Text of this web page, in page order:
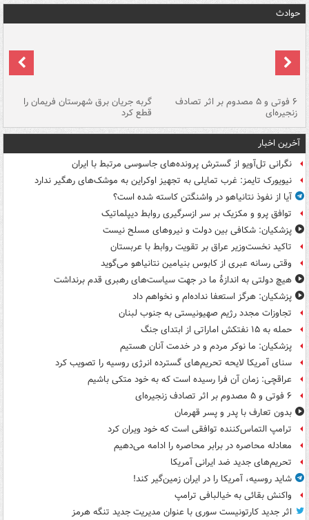
حوادث
۶ فوتی و ۵ مصدوم بر اثر تصادف
زنجیره‌ای
گربه جریان برق شهرستان فریمان را
قطع کرد
آخرین اخبار
نگرانی تل‌آویو از گسترش پرونده‌های جاسوسی مرتبط با ایران
نیویورک تایمز: غرب تمایلی به تجهیز اوکراین به موشک‌های رهگیر ندارد
آیا از نفوذ نتانیاهو در واشنگتن کاسته شده است؟
توافق پرو و مکزیک بر سر ازسرگیری روابط دیپلماتیک
پزشکیان: شکافی بین دولت و نیروهای مسلح نیست
تاکید نخست‌وزیر عراق بر تقویت روابط با عربستان
وقتی رسانه عبری از کابوس بنیامین نتانیاهو می‌گوید
هیچ دولتی به اندازۀ ما در جهت سیاست‌های رهبری قدم برنداشت
پزشکیان: هرگز استعفا نداده‌ام و نخواهم داد
تجاوزات مجدد رژیم صهیونیستی به جنوب لبنان
حمله به ۱۵ نفتکش‌ اماراتی از ابتدای جنگ
پزشکیان: ما نوکر مردم و در خدمت آنان هستیم
سنای آمریکا لایحه تحریم‌های گسترده انرژی روسیه را تصویب کرد
عراقچی: زمان آن فرا رسیده است که به خود متکی باشیم
۶ فوتی و ۵ مصدوم بر اثر تصادف زنجیره‌ای
بدون تعارف با پدر و پسر قهرمان
ترامپ التماس‌کننده توافقی است که خود ویران کرد
معادله محاصره در برابر محاصره را ادامه می‌دهیم
تحریم‌های جدید ضد ایرانی آمریکا
شاید روسیه، آمریکا را در ایران زمین‌گیر کند!
واکنش بقائی به خیالبافی ترامپ
اثر جدید کارتونیست سوری با عنوان مدیریت جدید تنگه هرمز